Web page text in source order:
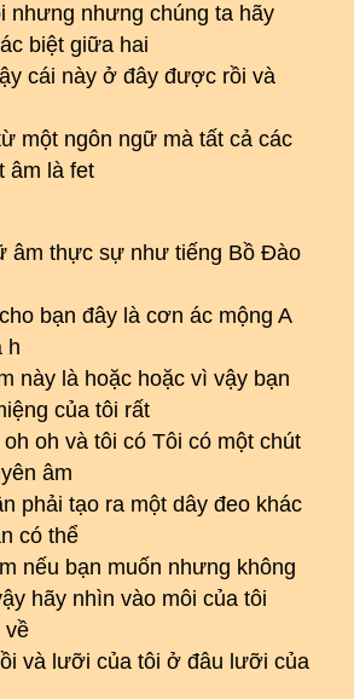
nhưng nhưng chúng ta hãy
biệt giữa hai
cái này ở đây được rồi và
một ngôn ngữ mà tất cả các
âm là fet
âm thực sự như tiếng Bồ Đào
bạn đây là cơn ác mộng A
h
này là hoặc hoặc vì vậy bạn
của tôi rất
oh và tôi có Tôi có một chút
âm
phải tạo ra một dây đeo khác
có thể
nếu bạn muốn nhưng không
hãy nhìn vào môi của tôi
về
và lưỡi của tôi ở đâu lưỡi của